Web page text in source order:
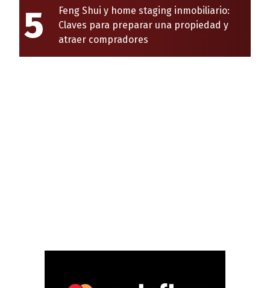
5
Feng Shui y home staging inmobiliario:
Claves para preparar una propiedad y
atraer compradores